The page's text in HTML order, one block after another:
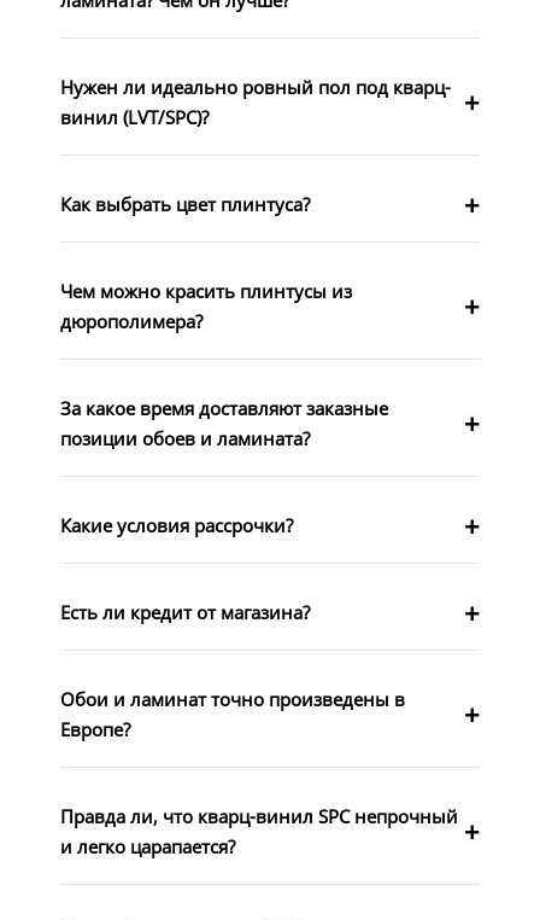
Нужен ли идеально ровный пол под кварц-
винил (LVT/SPC)?
Как выбрать цвет плинтуса?
Чем можно красить плинтусы из
дюрополимера?
За какое время доставляют заказные
позиции обоев и ламината?
Какие условия рассрочки?
Есть ли кредит от магазина?
Обои и ламинат точно произведены в
Европе?
Правда ли, что кварц-винил SPC непрочный
и легко царапается?